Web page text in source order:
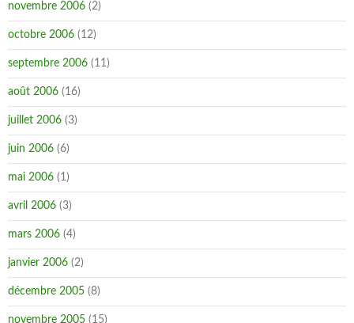
novembre 2006 (2)
octobre 2006 (12)
septembre 2006 (11)
août 2006 (16)
juillet 2006 (3)
juin 2006 (6)
mai 2006 (1)
avril 2006 (3)
mars 2006 (4)
janvier 2006 (2)
décembre 2005 (8)
novembre 2005 (15)